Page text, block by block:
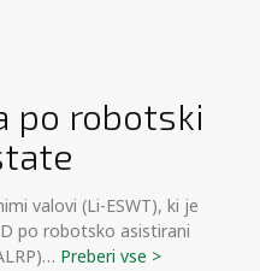
po robotski
valovi (Li-ESWT), ki je
po robotsko asistirani